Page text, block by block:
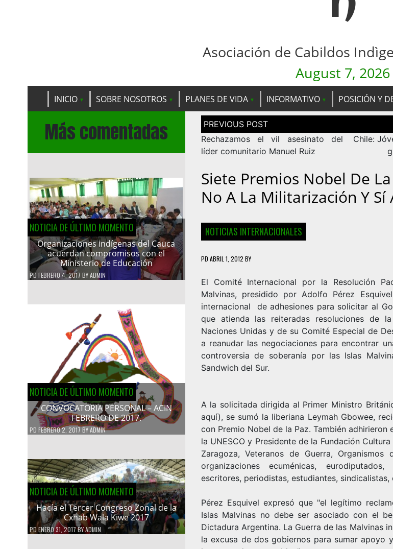
Asociación de Cabildos
August 7, 2026
INICIO SOBRE NOSOTROS PLANES DE VIDA INFORMATIVO POSICIÓN Y
Más comentadas
NOTICIA DE ÚLTIMO MOMENTO
Organizaciones indígenas del Cauca
acuerdan compromisos con el
Ministerio de Educación
PD FEBRERO 4, 2017 BYADMIN
NOTICIA DE ÚLTIMO MOMENTO
CONVOCATORIA PERSONAL – ACIN
FEBRERO DE 2017.
PD FEBRERO 2, 2017BYADMIN
NOTICIA DE ÚLTIMO MOMENTO
Hacía el Tercer Congreso Zonal de la
Cxhab Wala Kiwe 2017
PDENERO 31, 2017BYADMIN
Navegación
de
entradas
Rechazamos el vil asesinato del
líder comunitario Manuel Ruiz
Chile:
Siete Premios Nobel De
No A La Militarización Y Sí
NOTICIAS INTERNACIONALES
PD ABRIL 1, 2012 BY
El Comité Internacional por la Resolución
Malvinas, presidido por Adolfo Pérez
internacional de adhesiones para solicitar al
que atienda las reiteradas resoluciones de
Naciones Unidas y de su Comité Especial de
a reanudar las negociaciones para encontrar
controversia de soberanía por las Islas
Sandwich del Sur.
A la solicitada dirigida al Primer Ministro
aquí), se sumó la liberiana Leymah Gbowee,
con Premio Nobel de la Paz. También adhirieron
la UNESCO y Presidente de la Fundación
Zaragoza, Veteranos de Guerra, Organismos
organizaciones ecuménicas, eurodiputados,
escritores, periodistas, estudiantes, sindicalistas,
Pérez Esquivel expresó que "el legítimo
Islas Malvinas no debe ser asociado con el
Dictadura Argentina. La Guerra de las Malvinas
la excusa de dos gobiernos para sumar apoyo